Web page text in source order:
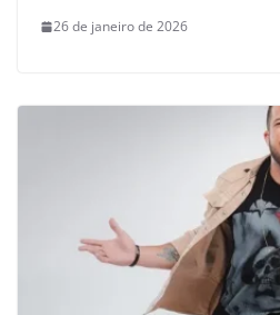
26 de janeiro de 2026